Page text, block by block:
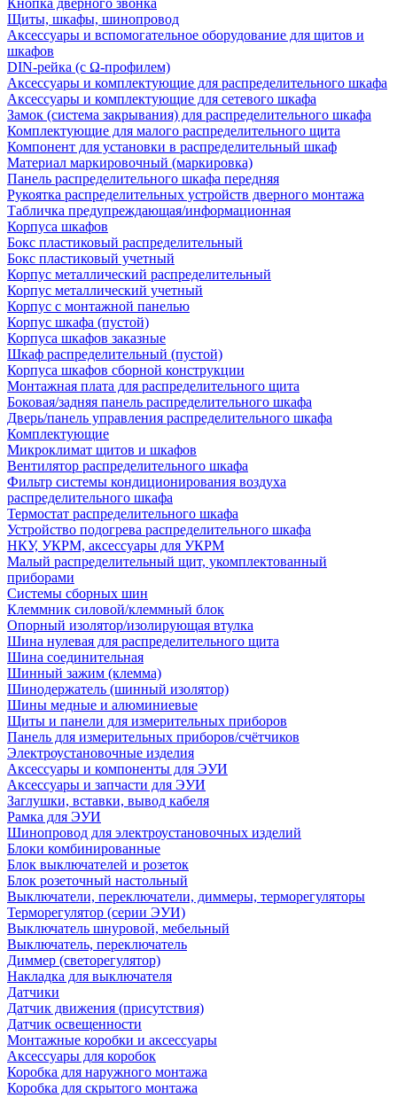
Кнопка дверного звонка
Щиты, шкафы, шинопровод
Аксессуары и вспомогательное оборудование для щитов и
шкафов
DIN-рейка (с Ω-профилем)
Аксессуары и комплектующие для распределительного шкафа
Аксессуары и комплектующие для сетевого шкафа
Замок (система закрывания) для распределительного шкафа
Комплектующие для малого распределительного щита
Компонент для установки в распределительный шкаф
Материал маркировочный (маркировка)
Панель распределительного шкафа передняя
Рукоятка распределительных устройств дверного монтажа
Табличка предупреждающая/информационная
Корпуса шкафов
Бокс пластиковый распределительный
Бокс пластиковый учетный
Корпус металлический распределительный
Корпус металлический учетный
Корпус с монтажной панелью
Корпус шкафа (пустой)
Корпуса шкафов заказные
Шкаф распределительный (пустой)
Корпуса шкафов сборной конструкции
Монтажная плата для распределительного щита
Боковая/задняя панель распределительного шкафа
Дверь/панель управления распределительного шкафа
Комплектующие
Микроклимат щитов и шкафов
Вентилятор распределительного шкафа
Фильтр системы кондиционирования воздуха
распределительного шкафа
Термостат распределительного шкафа
Устройство подогрева распределительного шкафа
НКУ, УКРМ, аксессуары для УКРМ
Малый распределительный щит, укомплектованный
приборами
Системы сборных шин
Клеммник силовой/клеммный блок
Опорный изолятор/изолирующая втулка
Шина нулевая для распределительного щита
Шина соединительная
Шинный зажим (клемма)
Шинодержатель (шинный изолятор)
Шины медные и алюминиевые
Щиты и панели для измерительных приборов
Панель для измерительных приборов/счётчиков
Электроустановочные изделия
Аксессуары и компоненты для ЭУИ
Аксессуары и запчасти для ЭУИ
Заглушки, вставки, вывод кабеля
Рамка для ЭУИ
Шинопровод для электроустановочных изделий
Блоки комбинированные
Блок выключателей и розеток
Блок розеточный настольный
Выключатели, переключатели, диммеры, терморегуляторы
Терморегулятор (серии ЭУИ)
Выключатель шнуровой, мебельный
Выключатель, переключатель
Диммер (светорегулятор)
Накладка для выключателя
Датчики
Датчик движения (присутствия)
Датчик освещенности
Монтажные коробки и аксессуары
Аксессуары для коробок
Коробка для наружного монтажа
Коробка для скрытого монтажа